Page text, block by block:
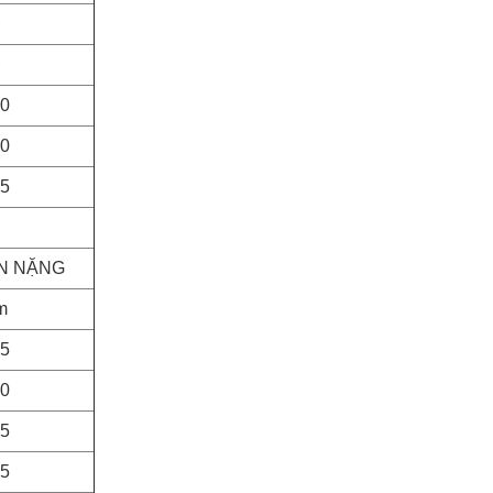
NẶNG